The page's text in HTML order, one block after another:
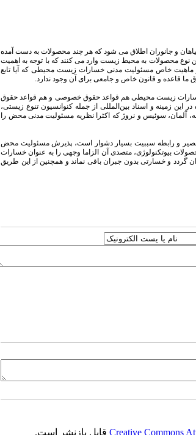
و جانوران اطلاق می­ شود که هر چند محصولات به دست آمده
نوع محصولات به محیط زیست وارد می ­کنند که با توجه به اهمیت
ماهیت خاص مسئولیت مدنی خسارات زیست محیطی که آیا تابع
قاعده و قانون خاص و جامعی برای آن وجود ندارد.
زیست محیطی هم قواعد حقوق خصوصی و هم قواعد حقوق
المللی از جمله کنوانسیون تنوع زیستی،
خاص کشورهای فرانسه، آلمان، سوئیس و نروژ که اکثرا نظریه مسئولیت مدنی محض را
و رابطه سببیت بسیار دشوار است، پذیرش مسئولیت محض
بیوتکنولوژی، متصدی آن الزاما وجهی را به عنوان خسارات
گردد و خسارتی بدون جبران باقی نماند و همچنین از این طریق
Creative Commonsقابل بازنشر است.